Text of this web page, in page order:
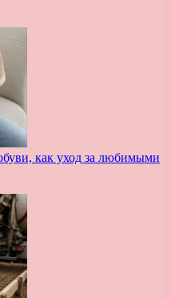
как уход за любимыми